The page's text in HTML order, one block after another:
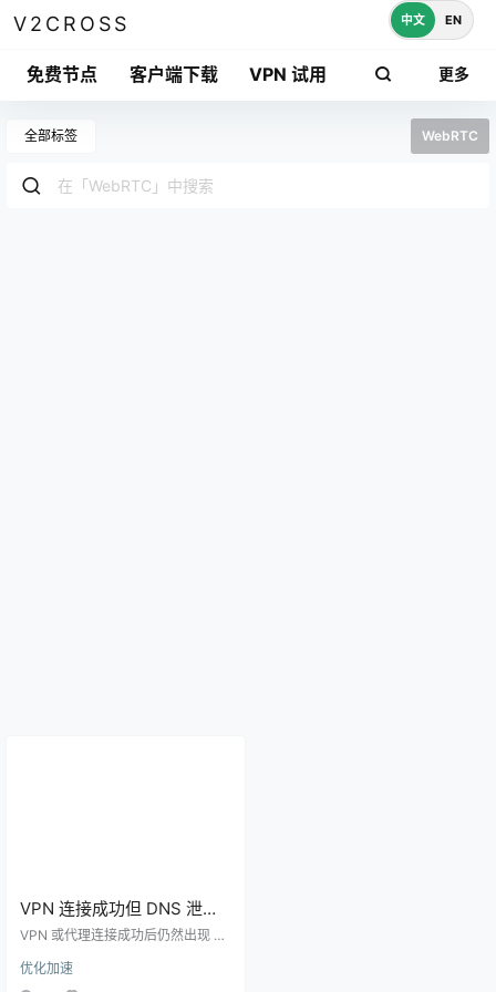
V2CROSS
免费节点 客户端下载 VPN 试用 更多
中文 EN
全部标签 WebRTC
VPN 连接成功但 DNS 泄露
怎么办？检测和修复步骤
VPN 或代理连接成功后仍然出现 D
览器安全 DNS、系统私有 DNS、规
则分流和全局模式。
优化加速